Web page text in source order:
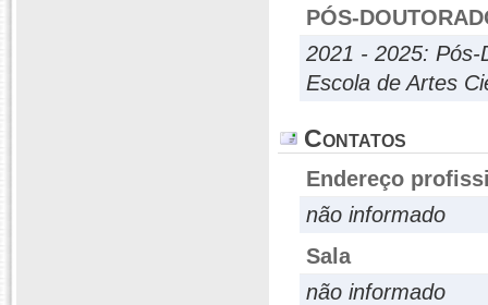
PÓS-
2021 - 2025: Pós-
Escola de Artes
Contatos
Endereço
não informado
Sala
não informado